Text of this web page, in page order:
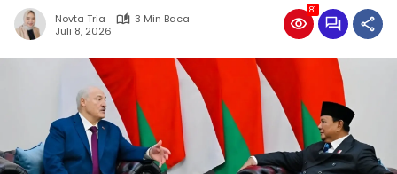
Novta Tria
3 Min Baca
Juli 8, 2026
81